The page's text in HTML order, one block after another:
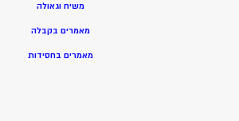
משיח וגאולה
מאמרים בקבלה
מאמרים בחסידות